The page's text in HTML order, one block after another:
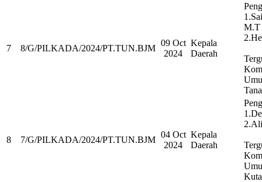
7 8/G/PILKADA/2024/PT.TUN.BJM
09 Oct
2024
Kepala
Daerah
M.T
8 7/G/PILKADA/2024/PT.TUN.BJM
04 Oct
2024
Kepala
Daerah